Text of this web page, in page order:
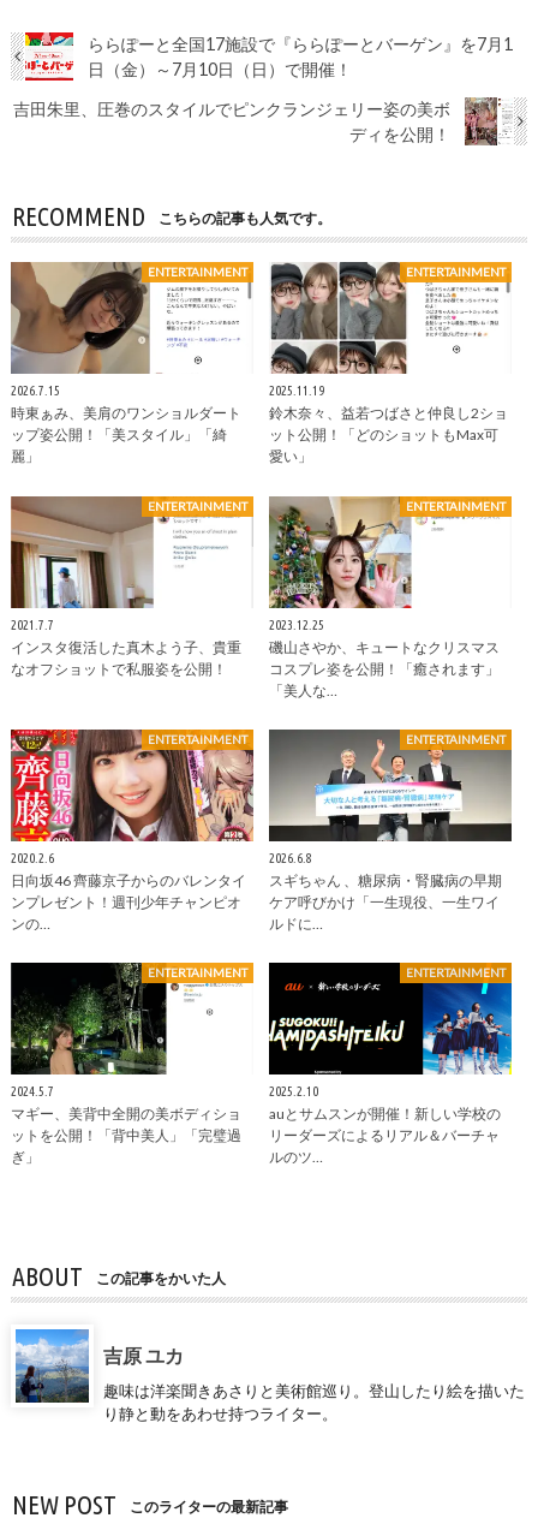
ららぽーと全国17施設で『ららぽーとバーゲン』を7月1
日（金）～7月10日（日）で開催！
吉田朱里、圧巻のスタイルでピンクランジェリー姿の美ボ
ディを公開！
RECOMMEND こちらの記事も人気です。
ENTERTAINMENT
2026.7.15
時東ぁみ、美肩のワンショルダート
ップ姿公開！「美スタイル」「綺
麗」
ENTERTAINMENT
2025.11.19
鈴木奈々、益若つばさと仲良し2ショ
ット公開！「どのショットもMax可
愛い」
ENTERTAINMENT
2021.7.7
インスタ復活した真木よう子、貴重
なオフショットで私服姿を公開！
ENTERTAINMENT
2023.12.25
磯山さやか、キュートなクリスマス
コスプレ姿を公開！「癒されます」
「美人な…
ENTERTAINMENT
2020.2.6
日向坂46 齊藤京子からのバレンタイ
ンプレゼント！週刊少年チャンピオ
ンの…
ENTERTAINMENT
2026.6.8
スギちゃん 、糖尿病・腎臓病の早期
ケア呼びかけ「一生現役、一生ワイ
ルドに…
ENTERTAINMENT
2024.5.7
マギー、美背中全開の美ボディショ
ットを公開！「背中美人」「完璧過
ぎ」
ENTERTAINMENT
2025.2.10
auとサムスンが開催！新しい学校の
リーダーズによるリアル＆バーチャ
ルのツ…
ABOUT この記事をかいた人
吉原 ユカ
趣味は洋楽聞きあさりと美術館巡り。登山したり絵を描いた
り静と動をあわせ持つライター。
NEW POST このライターの最新記事